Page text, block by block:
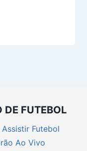
DE FUTEBOL
Futebol
Ao Vivo